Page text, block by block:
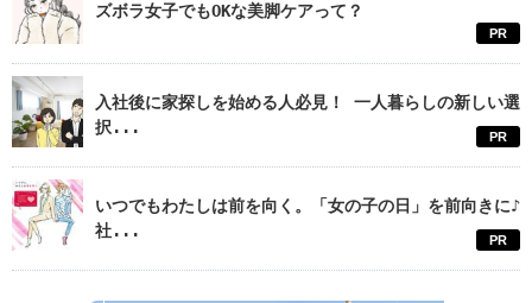
ズボラ女子でもOKな美脚ケアって？
PR
入社後に家探しを始める人必見！ 一人暮らしの新しい選
択...
PR
いつでもわたしは前を向く。「女の子の日」を前向きに♪
社...
PR